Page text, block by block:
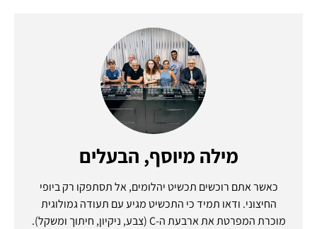
מילה מיוסף, הבעלים
כאשר אתם רוכשים תכשיט יהלומים, אל תסתפקו רק ביופי
החיצוני. ודאו תמיד כי התכשיט מגיע עם תעודה גמולוגית
מוכרת המפרטת את ארבעת ה-C (צבע, ניקיון, חיתוך ומשקל).